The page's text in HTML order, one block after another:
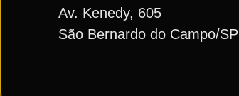
Av. Kenedy, 605
São Bernardo do Campo/SP